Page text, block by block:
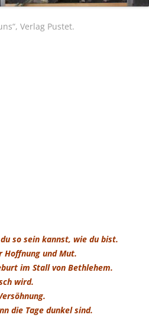
Ver­lag Pustet.
so sein kannst, wie du bist.
Hoff­nung und Mut.
im Stall von Beth­le­hem.
wird.
die Tage dun­kel sind.